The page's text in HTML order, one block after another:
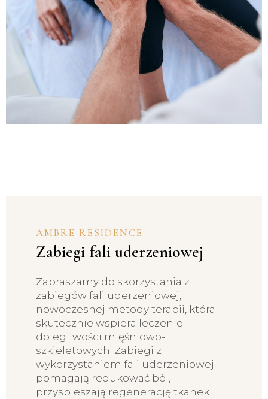
AMBRE RESIDENCE
Zabiegi fali uderzeniowej
Zapraszamy do skorzystania z
zabiegów fali uderzeniowej,
nowoczesnej metody terapii, która
skutecznie wspiera leczenie
dolegliwości mięśniowo-
szkieletowych. Zabiegi z
wykorzystaniem fali uderzeniowej
pomagają redukować ból,
przyspieszają regenerację tkanek